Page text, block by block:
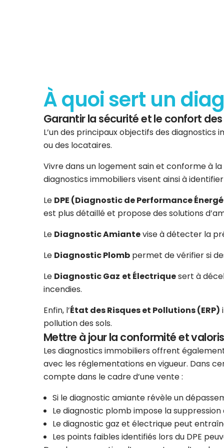
À quoi sert un
Garantir la sécurité et le confort
L’un des principaux objectifs des diagnostics
ou des locataires.
Vivre dans un logement sain et conforme à
diagnostics immobiliers visent ainsi à
Le DPE (Diagnostic de Performance
est plus détaillé et propose des solutions
Le Diagnostic Amiantevise à détecter la
Le Diagnostic Plomb permet de vérifier si
Le Diagnostic Gaz et Électriquesert à
incendies.
Enfin, l’État des Risques et Pollutions (ERP)
pollution des sols.
Mettre à jour la conformité et
Les diagnostics immobiliers offrent
avec les réglementations en vigueur. Dans
compte dans le cadre d’une vente :
Si le diagnostic amiante révèle un
Le diagnostic plomb impose la
Le diagnostic gaz et électrique peut
Les points faibles identifiés lors du DPE